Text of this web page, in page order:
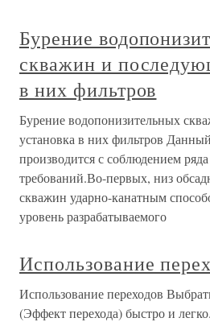
Бурение
скважин и
в них фильтров
Бурение водопонизительных
установка в них фильтров
производится с соблюдением
требований.Во-первых, низ
скважин ударно-канатным
уровень разрабатываемого
Использование
Использование переходов
(Эффект перехода) быстро и